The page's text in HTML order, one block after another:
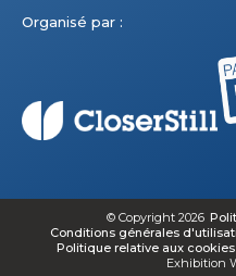
Organisé par :
© Copyright 2026
Conditions générales
Politique relative aux cookies
Exhibition